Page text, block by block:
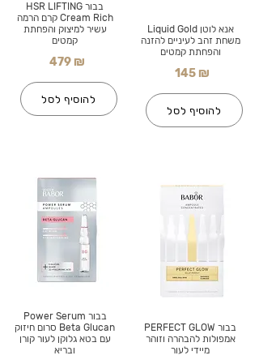
בבור HSR LIFTING
Cream Rich קרם הרמה
עשיר למיצוק והפחתת
קמטים
479 ₪
להוסיף לסל
בבור Power Serum
Beta Glucan סרום חיזוק
עם בטא גלוקן לעור קורן
ובריא
אנא לוטן Liquid Gold
משחת זהב לעיניים להזנה
והפחתת קמטים
145 ₪
להוסיף לסל
בבור PERFECT GLOW
אמפולות להבהרה וזוהר
מיידי לעור